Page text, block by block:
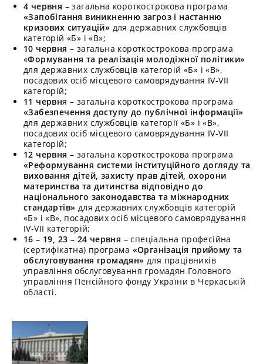
4 червня – загальна короткострокова програма
«Запобігання виникненню загроз і настанню
кризових ситуацій» для державних службовців
категорій «Б» і «В»;
10 червня – загальна короткострокова програма
«Формування та реалізація молодіжної політики»
для державних службовців категорій «Б» і «В»,
посадових осіб місцевого самоврядування IV-VII
категорій;
11 червня – загальна короткострокова програма
«Забезпечення доступу до публічної інформації»
для державних службовців категорії «Б» і «В»,
посадових осіб місцевого самоврядування IV-VII
категорій;
12 червня – загальна короткострокова програма
«Реформування системи інституційного догляду та
виховання дітей, захисту прав дітей, охорони
материнства та дитинства відповідно до
національного законодавства та міжнародних
стандартів» для державних службовців категорій
«Б» і «В», посадових осіб місцевого самоврядування
IV-VII категорій;
16 – 19, 23 – 24 червня – спеціальна професійна
(сертифікатна) програма «Організація прийому та
обслуговування громадян» для працівників
управління обслуговування громадян Головного
управління Пенсійного фонду України в Черкаській
області.